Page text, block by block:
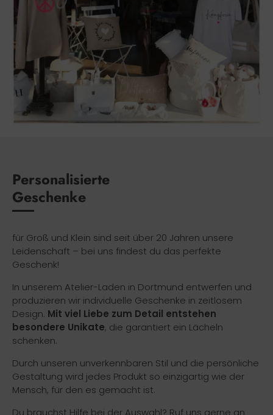
Personalisierte
Geschenke
für Groß und Klein sind seit über 20 Jahren unsere
Leidenschaft – bei uns findest du das perfekte
Geschenk!
In unserem Atelier-Laden in Dortmund entwerfen und
produzieren wir individuelle Geschenke in zeitlosem
Design. Mit viel Liebe zum Detail entstehen
besondere Unikate, die garantiert ein Lächeln
schenken.
Durch unseren unverkennbaren Stil und die persönliche
Gestaltung wird jedes Produkt so einzigartig wie der
Mensch, für den es gemacht ist.